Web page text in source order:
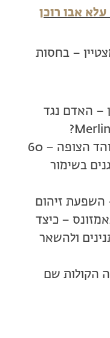
אבו רוכן
– בחסות
פרלמן – האדם נגד
15:00-14:30 רעיה שורקי ואוהד הצופה – 60
בשימור
כהן – השפעת זיהום
– כיצד
ולהשאר
– מה הקולות שם